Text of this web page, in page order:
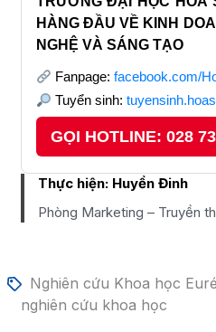
HÀNG ĐẦU VỀ KINH
NGHỆ VÀ SÁNG TẠO
Fanpage: facebook.com/
Tuyển sinh:
GỌI HOTLINE: 028
Thực hiện: Huyền Đinh
Phòng Marketing – Truyền
Nghiên cứu Khoa học
nghiên cứu khoa học